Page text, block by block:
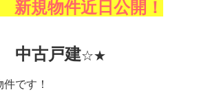
規物件近日公開！
中古戸建☆★
です！